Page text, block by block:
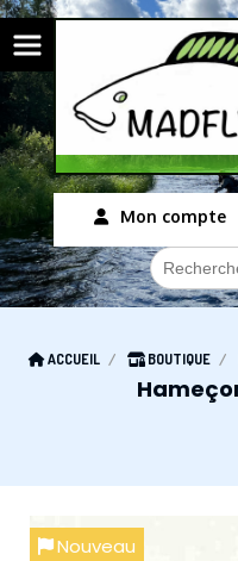
Mon compte
ACCUEIL BOUTIQUE
Nouveau
Panneau de gestion des